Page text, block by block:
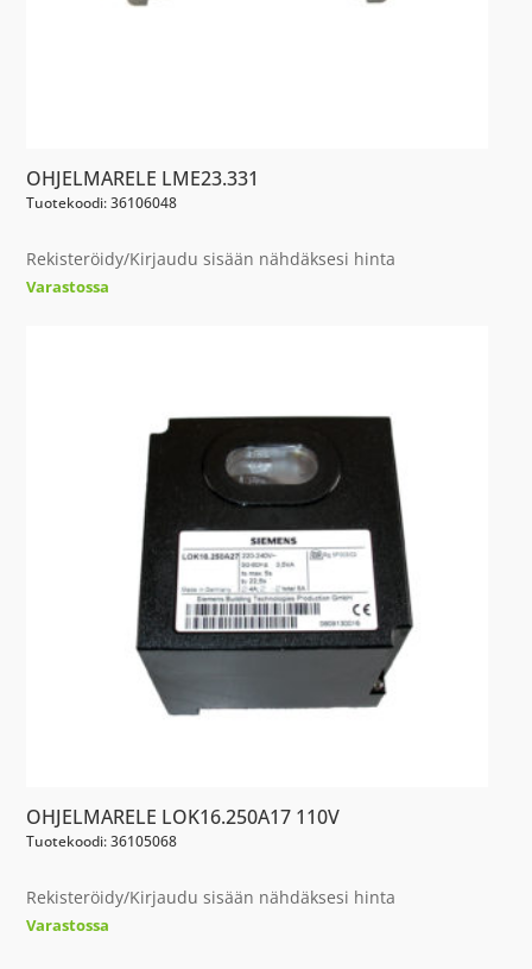
OHJELMARELE LME23.331
Tuotekoodi: 36106048
Rekisteröidy/Kirjaudu sisään nähdäksesi hinta
Varastossa
OHJELMARELE LOK16.250A17 110V
Tuotekoodi: 36105068
Rekisteröidy/Kirjaudu sisään nähdäksesi hinta
Varastossa